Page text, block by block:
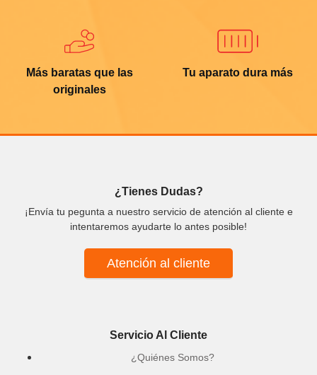
Más baratas que las
originales
Tu aparato dura más
¿Tienes Dudas?
¡Envía tu pegunta a nuestro servicio de atención al cliente e
intentaremos ayudarte lo antes posible!
Atención al cliente
Servicio Al Cliente
¿Quiénes Somos?